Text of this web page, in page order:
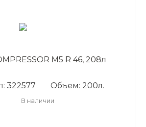
M5 R 46, 208л
322577 Объем: 200л.
В наличии